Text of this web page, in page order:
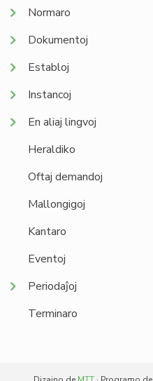
Normaro
Dokumentoj
Establoj
Instancoj
En aliaj lingvoj
Heraldiko
Oftaj demandoj
Mallongigoj
Kantaro
Eventoj
Periodaĵoj
Terminaro